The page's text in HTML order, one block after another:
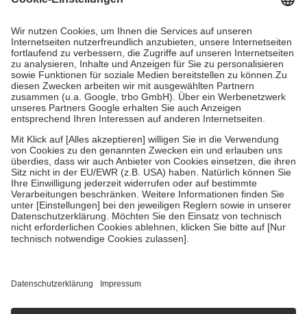
Kosten dafür, der Versicherte trägt einen Teil davon als Zuzahlung
Grundsätzlich leisten Mitglieder Zuzahlungen in Höhe von zehn
Prozent des Abgabepreises,mindestens jedochfünf Euround
höchstens zehn Euro.Es sind jedoch nie mehr als die tatsächlichen
Kosten der Leistung zu entrichten.
Diese Regeln gelten grundsätzlich auch für Online-Apotheken.
Bei Heilmitteln und häuslicher Krankenpflege beträgt die
Zuzahlung zehn Prozent der Kosten sowie zehn Euro je
Verordnung.
Um das Engagement der Versicherten für ihre eigene Gesundheit zu
stärken und die besondere Stellung der Familie zu unterstützen,
fallenkeine Zuzahlungenan bei:
• Kindern und Jugendlichen bis zum vollendeten 18. Lebensjahr
mit Ausnahme der Fahrkosten
• Untersuchungen zur Vorsorge und Früherkennung, die von der
GKV getragen werden
Einholung von Bewertungen. Trusted Shops hat Maßnahmen